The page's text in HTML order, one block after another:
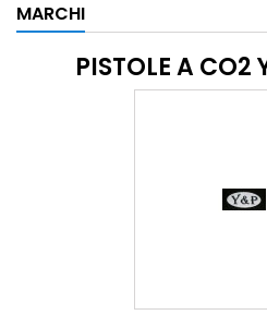
MARCHI
PISTOLE A CO2